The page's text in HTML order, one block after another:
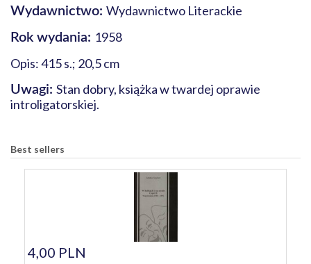
Wydawnictwo: Wydawnictwo Literackie
Rok wydania: 1958
Opis: 415 s.; 20,5 cm
Uwagi: Stan dobry, książka w twardej oprawie
introligatorskiej.
Best sellers
4,00 PLN